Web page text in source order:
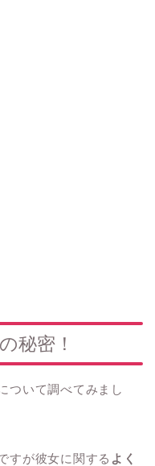
秘密！
ついて調べてみまし
すが彼女に関する よく